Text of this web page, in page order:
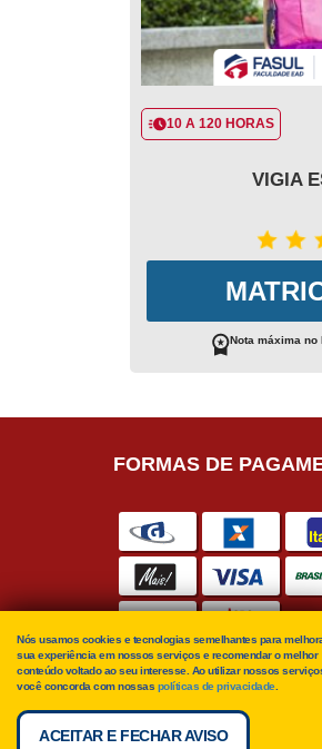
10 A 120 HORAS
VIGIA
Nota máxima no
Nós usamos cookies e tecnologias semelhantes para
sua experiência em nossos serviços e recomendar o melhor
conteúdo voltado ao seu interesse. Ao utilizar nossos
você concorda com nossas políticas de privacidade.
ACEITAR E FECHAR AVISO
FORMAS DE